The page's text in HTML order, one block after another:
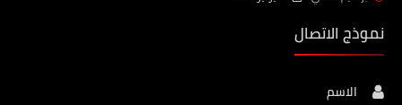
نموذج الاتصال
الاسم